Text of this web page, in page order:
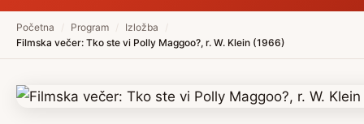
Početna Program Izložba
Filmska večer: Tko ste vi Polly Maggoo?, r. W. Klein (1966)